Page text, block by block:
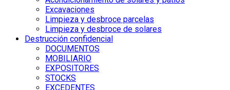
Excavaciones
Limpieza y desbroce parcelas
Limpieza y desbroce de solares
Destrucción confidencial
DOCUMENTOS
MOBILIARIO
EXPOSITORES
STOCKS
EXCEDENTES